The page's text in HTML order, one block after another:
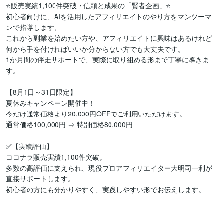
⭐️販売実績1,100件突破・信頼と成果の「賢者企画」⭐️
初心者向けに、AIを活用したアフィリエイトのやり方をマンツーマ
ンで指導します。
これから副業を始めたい方や、アフィリエイトに興味はあるけれど
何から手を付ければいいか分からない方でも大丈夫です。
1か月間の伴走サポートで、実際に取り組める形まで丁寧に導きま
す。
【8月1日～31日限定】
夏休みキャンペーン開催中！
今だけ通常価格より20,000円OFFでご利用いただけます。
通常価格100,000円 ⇒ 特別価格80,000円
✅【実績評価】
ココナラ販売実績1,100件突破。
多数の高評価に支えられ、現役プロアフィリエイター大明司一利が
直接サポートします。
初心者の方にも分かりやすく、実践しやすい形でお伝えします。